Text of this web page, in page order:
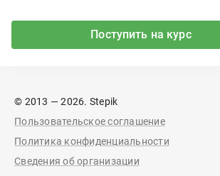
Поступить на курс
© 2013 — 2026. Stepik
Пользовательское соглашение
Политика конфиденциальности
Сведения об организации